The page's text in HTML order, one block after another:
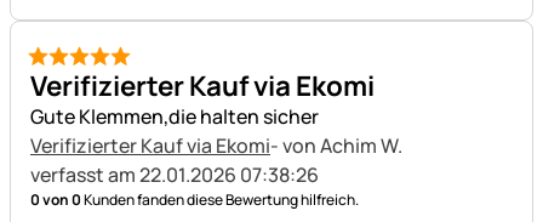
5 von 5
Verifizierter Kauf via Ekomi
Gute Klemmen,die halten sicher
Verifizierter Kauf via Ekomi- von Achim W.
verfasst am 22.01.2026 07:38:26
0 von 0Kunden fanden diese Bewertung hilfreich.